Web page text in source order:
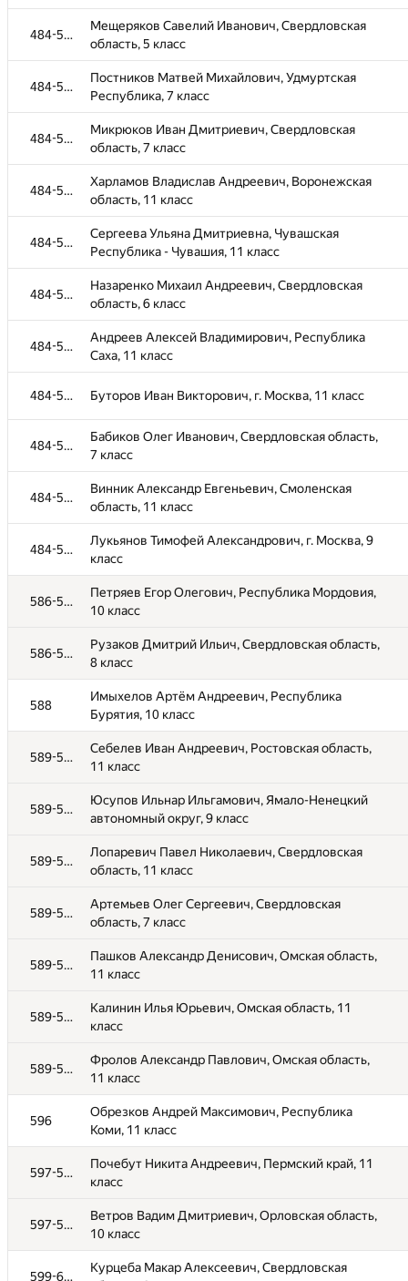
484-585
Мещеряков Савелий Иванович, Свердловская
область, 5 класс
484-585
Постников Матвей Михайлович, Удмуртская
Республика, 7 класс
484-585
Микрюков Иван Дмитриевич, Свердловская
область, 7 класс
484-585
Харламов Владислав Андреевич, Воронежская
область, 11 класс
484-585
Сергеева Ульяна Дмитриевна, Чувашская
Республика - Чувашия, 11 класс
484-585
Назаренко Михаил Андреевич, Свердловская
область, 6 класс
484-585
Андреев Алексей Владимирович, Республика
Саха, 11 класс
484-585 Буторов Иван Викторович, г. Москва, 11 класс
484-585
Бабиков Олег Иванович, Свердловская область,
7 класс
484-585
Винник Александр Евгеньевич, Смоленская
область, 11 класс
484-585
Лукьянов Тимофей Александрович, г. Москва, 9
класс
586-587
Петряев Егор Олегович, Республика Мордовия,
10 класс
586-587
Рузаков Дмитрий Ильич, Свердловская область,
8 класс
588
Имыхелов Артём Андреевич, Республика
Бурятия, 10 класс
589-595
Себелев Иван Андреевич, Ростовская область,
11 класс
589-595
Юсупов Ильнар Ильгамович, Ямало-Ненецкий
автономный округ, 9 класс
589-595
Лопаревич Павел Николаевич, Свердловская
область, 11 класс
589-595
Артемьев Олег Сергеевич, Свердловская
область, 7 класс
589-595
Пашков Александр Денисович, Омская область,
11 класс
589-595
Калинин Илья Юрьевич, Омская область, 11
класс
589-595
Фролов Александр Павлович, Омская область,
11 класс
596
Обрезков Андрей Максимович, Республика
Коми, 11 класс
597-598
Почебут Никита Андреевич, Пермский край, 11
класс
597-598
Ветров Вадим Дмитриевич, Орловская область,
10 класс
599-600
Курцеба Макар Алексеевич, Свердловская
Мошкина Алина Ильинична, Свердловская
область, 9 класс
Малыгин Данил Дмитриевич, Республика
Татарстан, 11 класс
Горюнов Платон Витальевич, Свердловская
область, 6 класс
Головнин Ярослав Александрович,
Свердловская область, 9 класс
Тюлькин Никита Сергеевич, Свердловская
область, 11 класс
Мостовщиков Захар Максимович, г. Москва, 10
класс
Поздина Анастасия Ильинична, Свердловская
область, 8 класс
Иншаков Денис Станиславович, г. Москва, 11
класс
Волкинд Анна Дмитриевна, Свердловская
область, 5 класс
Зайцев Матвей Максимович, Тульская область,
11 класс
Молчанов Андрей Денисович, Республика
Бурятия, 7 класс
Акимов Дмитрий Михайлович, Республика
Мордовия, 10 класс
Бурятия, 8 класс
Рабой Константин Эдуардович, Свердловская
область, 7 класс
Дугаржапова Юмжана Зориктоевна, Республика
Бурятия, 8 класс
область, 9 класс
Башкортостан, 8 класс
область, 11 класс
8 класс
область, 5 класс
область, 5 класс
Постников Матвей Михайлович, Удмуртская
Республика, 7 класс
Микрюков Иван Дмитриевич, Свердловская
область, 7 класс
область, 11 класс
Сергеева Ульяна Дмитриевна, Чувашская
Республика - Чувашия, 11 класс